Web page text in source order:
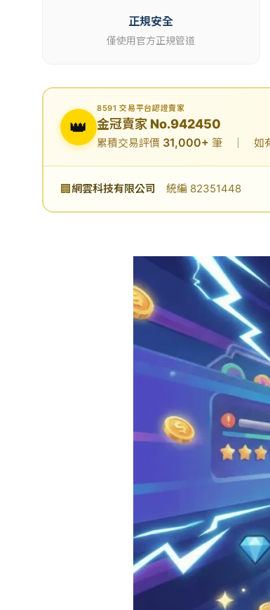
正規安全
僅使用官方正規管道
👑
8591 交易平台認證賣家
金冠賣家 No.942450
累積交易評價 31,000+ 筆 ｜ 如有
🏢網雲科技有限公司 統編 82351448